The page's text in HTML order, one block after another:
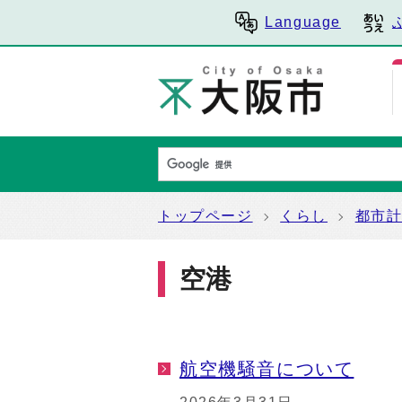
Language
トップページ くらし 都市
空港
航空機騒音について